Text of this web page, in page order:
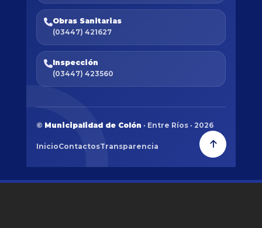
Obras Sanitarias
(03447) 421627
Inspección
(03447) 423560
© Municipalidad de Colón · Entre Ríos · 2026
InicioContactosTransparencia